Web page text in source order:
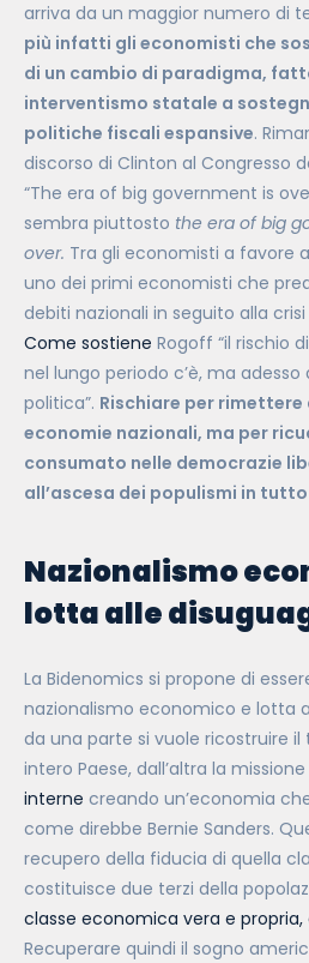
arriva da un maggior numero di
più infatti gli economisti che
di un cambio di paradigma,
interventismo statale a
politiche fiscali espansive.
discorso di Clinton al Congresso
“The era of big government is
sembra piuttosto the era of big
over. Tra gli economisti a favore
uno dei primi economisti che
debiti nazionali in seguito alla
Come sostiene Rogoff “il rischio
nel lungo periodo c’è, ma adesso
politica”. Rischiare per
economie nazionali, ma per
consumato nelle democrazie
all’ascesa dei populismi in
Nazionalismo
lotta alle
La Bidenomics si propone di
nazionalismo economico e lotta
da una parte si vuole ricostruire
intero Paese, dall’altra la
interne creando un’economia
come direbbe Bernie Sanders.
recupero della fiducia di quella
costituisce due terzi della
classe economica vera e propria,
Recuperare quindi il sogno